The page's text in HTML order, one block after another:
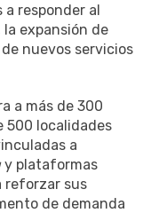
responder al
expansión de
nuevos servicios
a más de 300
500 localidades
a
y plataformas
reforzar sus
de demanda